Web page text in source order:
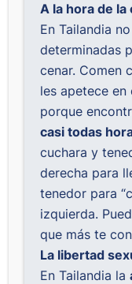
A la hora de
En Tailandia
determinadas
cenar. Comen
les apetece en
porque
casi todas
cuchara y
derecha para
tenedor para
izquierda.
que más te
La libertad
En Tailandia la